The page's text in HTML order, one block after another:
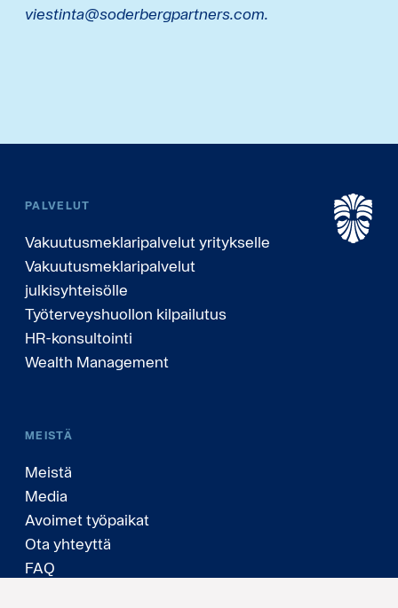
viestinta@soderbergpartners.com.
PALVELUT
Vakuutusmeklaripalvelut yritykselle
Vakuutusmeklaripalvelut
julkisyhteisölle
Työterveyshuollon kilpailutus
HR-konsultointi
Wealth Management
MEISTÄ
Meistä
Media
Avoimet työpaikat
Ota yhteyttä
FAQ